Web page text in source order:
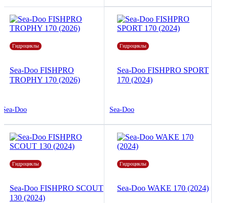
Гидроциклы
Sea-Doo FISHPRO
TROPHY 170 (2026)
Sea-Doo
Гидроциклы
Sea-Doo FISHPRO SPORT
170 (2024)
Sea-Doo
Гидроциклы
Sea-Doo FISHPRO SCOUT
130 (2024)
Гидроциклы
Sea-Doo WAKE 170 (2024)